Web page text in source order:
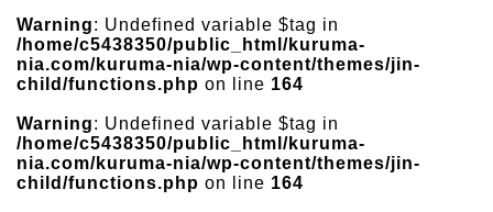
Warning: Undefined variable $tag in
/home/c5438350/public_html/kuruma-
nia.com/kuruma-nia/wp-content/themes/jin-
child/functions.php on line 164
Warning: Undefined variable $tag in
/home/c5438350/public_html/kuruma-
nia.com/kuruma-nia/wp-content/themes/jin-
child/functions.php on line 164